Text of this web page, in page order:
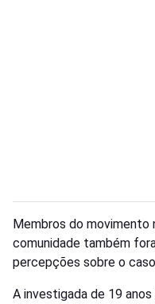
Membros do movimento
comunidade também
percepções sobre o
A investigada de 19